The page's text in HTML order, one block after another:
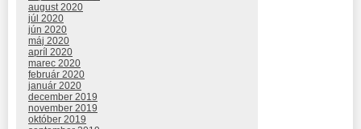
august 2020
júl 2020
jún 2020
máj 2020
apríl 2020
marec 2020
február 2020
január 2020
december 2019
november 2019
október 2019